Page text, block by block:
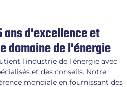
ans d'excellence et
domaine de l'énergie
l’industrie de l’énergie avec
et des conseils. Notre
mondiale en fournissant des